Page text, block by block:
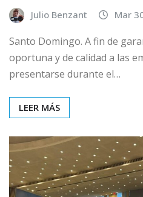
Julio Benzant Mar
Santo Domingo. A fin de
oportuna y de calidad a las
presentarse durante el…
LEER MÁS